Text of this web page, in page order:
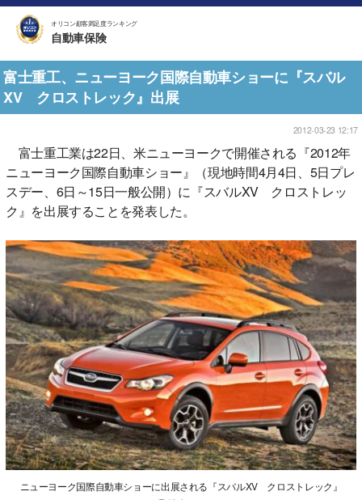
オリコン顧客満足度ランキング
自動車保険
富士重工、ニューヨーク国際自動車ショーに『スバル
XV クロストレック』出展
2012-03-23 12:17
富士重工業は22日、米ニューヨークで開催される『2012年
ニューヨーク国際自動車ショー』（現地時間4月4日、5日プレ
スデー、6日～15日一般公開）に『スバルXV クロストレッ
ク』を出展することを発表した。
ニューヨーク国際自動車ショーに出展される『スバルXV クロストレック』